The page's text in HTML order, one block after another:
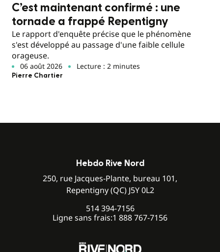
C’est maintenant confirmé : une
tornade a frappé Repentigny
Le rapport d'enquête précise que le phénomène
s'est développé au passage d'une faible cellule
orageuse.
06 août 2026 Lecture : 2 minutes
Pierre Chartier
Hebdo Rive Nord
250, rue Jacques-Plante, bureau 101,
Repentigny (QC) J5Y 0L2
514 394-7156
Ligne sans frais:1 888 767-7156